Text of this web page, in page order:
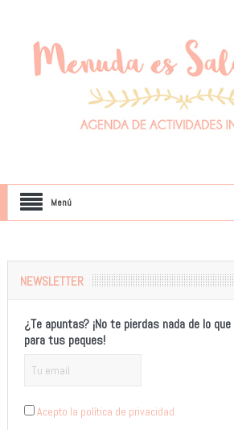
Menú
NEWSLETTER
¿Te apuntas? ¡No te pierdas nada de lo
para tus peques!
Acepto la política de privacidad